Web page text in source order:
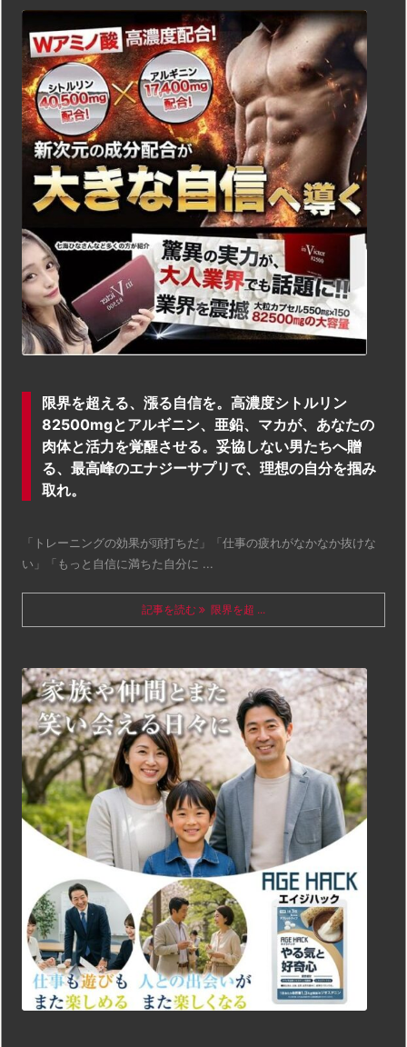
限界を超える、漲る自信を。高濃度シトルリン
82500mgとアルギニン、亜鉛、マカが、あなたの
肉体と活力を覚醒させる。妥協しない男たちへ贈
る、最高峰のエナジーサプリで、理想の自分を掴み
取れ。
「トレーニングの効果が頭打ちだ」「仕事の疲れがなかなか抜けな
い」「もっと自信に満ちた自分に ...
記事を読む 限界を超 ...